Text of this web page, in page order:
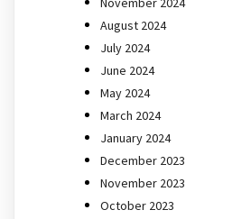
August 2024
July 2024
June 2024
May 2024
March 2024
January 2024
December 2023
November 2023
October 2023